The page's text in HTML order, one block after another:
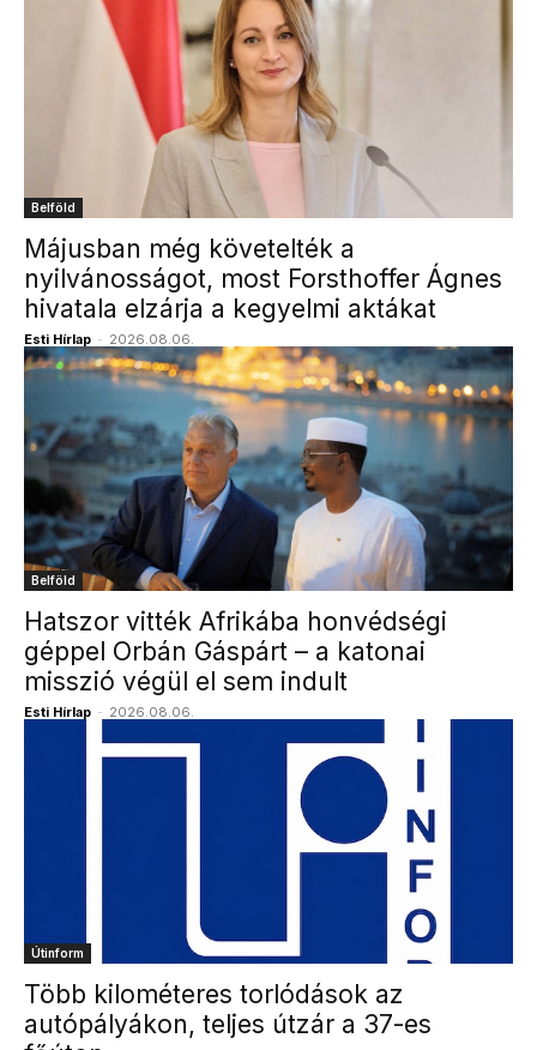
Belföld
Májusban még követelték a
nyilvánosságot, most Forsthoffer Ágnes
hivatala elzárja a kegyelmi aktákat
Esti Hírlap - 2026.08.06.
Belföld
Hatszor vitték Afrikába honvédségi
géppel Orbán Gáspárt – a katonai
misszió végül el sem indult
Esti Hírlap - 2026.08.06.
Útinform
Több kilométeres torlódások az
autópályákon, teljes útzár a 37-es